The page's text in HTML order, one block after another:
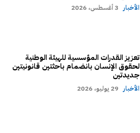
الأخبار 3 أغسطس، 2026
تعزيز القدرات المؤسسية للهيئة الوطنية
لحقوق الإنسان بانضمام باحثتين قانونيتين
جديدتين
الأخبار 29 يوليو، 2026